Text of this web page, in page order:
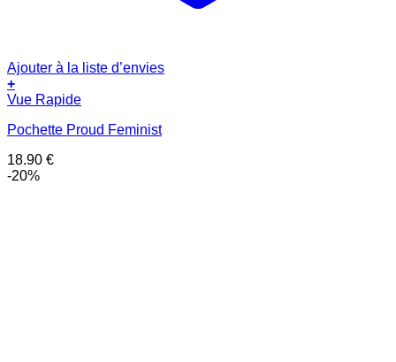
Ajouter à la liste d’envies
+
Vue Rapide
Pochette Proud Feminist
18.90 €
-20%